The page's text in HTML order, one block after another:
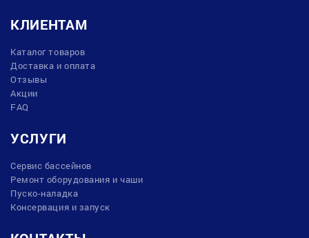
КЛИЕНТАМ
Каталог товаров
Доставка и оплата
Отзывы
Акции
FAQ
УСЛУГИ
Сервис бассейнов
Ремонт оборудования и чаши
Пуско-наладка
Консервация и запуск